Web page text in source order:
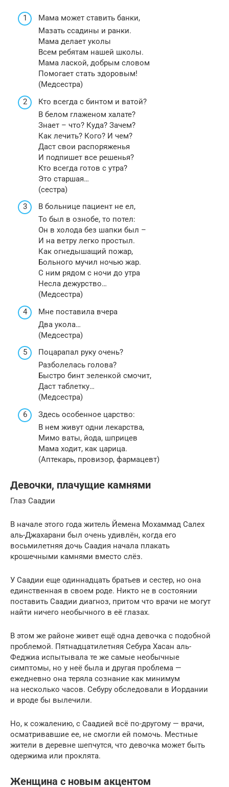
Мама может ставить банки,
Мазать ссадины и ранки.
Мама делает уколы
Всем ребятам нашей школы.
Мама лаской, добрым словом
Помогает стать здоровым!
(Медсестра)
Кто всегда с бинтом и ватой?
В белом глаженом халате?
Знает – что? Куда? Зачем?
Как лечить? Кого? И чем?
Даст свои распоряженья
И подпишет все решенья?
Кто всегда готов с утра?
Это старшая…
(сестра)
В больнице пациент не ел,
То был в ознобе, то потел:
Он в холода без шапки был –
И на ветру легко простыл.
Как огнедышащий пожар,
Больного мучил ночью жар.
С ним рядом с ночи до утра
Несла дежурство…
(Медсестра)
Мне поставила вчера
Два укола…
(Медсестра)
Поцарапал руку очень?
Разболелась голова?
Быстро бинт зеленкой смочит,
Даст таблетку…
(Медсестра)
Здесь особенное царство:
В нем живут одни лекарства,
Мимо ваты, йода, шприцев
Мама ходит, как царица.
(Аптекарь, провизор, фармацевт)
Девочки, плачущие камнями
Глаз Саадии
В начале этого года житель Йемена Мохаммад Салех
аль-Джахарани был очень удивлён, когда его
восьмилетняя дочь Саадия начала плакать
крошечными камнями вместо слёз.
У Саадии еще одиннадцать братьев и сестер, но она
единственная в своем роде. Никто не в состоянии
поставить Саадии диагноз, притом что врачи не могут
найти ничего необычного в её глазах.
В этом же районе живет ещё одна девочка с подобной
проблемой. Пятнадцатилетняя Себура Хасан аль-
Феджиа испытывала те же самые необычные
симптомы, но у неё была и другая проблема —
ежедневно она теряла сознание как минимум
на несколько часов. Себуру обследовали в Иордании
и вроде бы вылечили.
Но, к сожалению, с Саадией всё по-другому — врачи,
осматривавшие ее, не смогли ей помочь. Местные
жители в деревне шепчутся, что девочка может быть
одержима или проклята.
Женщина с новым акцентом